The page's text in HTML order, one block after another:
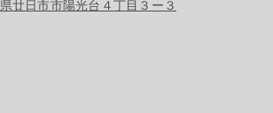
廿日市市陽光台４丁目３ー３